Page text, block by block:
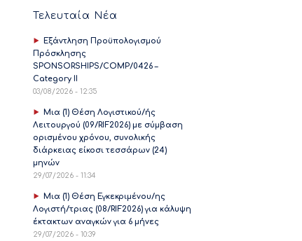
Τελευταία Νέα
Εξάντληση Προϋπολογισμού
Πρόσκλησης
SPONSORSHIPS/COMP/0426 –
Category II
03/08/2026 - 12:35
Μια (1) Θέση Λογιστικού/ής
Λειτουργού (09/RIF2026) με σύμβαση
ορισμένου χρόνου, συνολικής
διάρκειας είκοσι τεσσάρων (24)
μηνών
29/07/2026 - 11:34
Μια (1) Θέση Εγκεκριμένου/ης
Λογιστή/τριας (08/RIF2026) για κάλυψη
έκτακτων αναγκών για 6 μήνες
29/07/2026 - 10:39